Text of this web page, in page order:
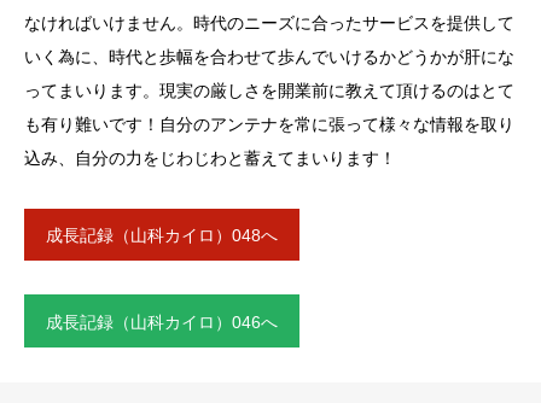
なければいけません。時代のニーズに合ったサービスを提供して
いく為に、時代と歩幅を合わせて歩んでいけるかどうかが肝にな
ってまいります。現実の厳しさを開業前に教えて頂けるのはとて
も有り難いです！自分のアンテナを常に張って様々な情報を取り
込み、自分の力をじわじわと蓄えてまいります！
成長記録（山科カイロ）048へ
成長記録（山科カイロ）046へ